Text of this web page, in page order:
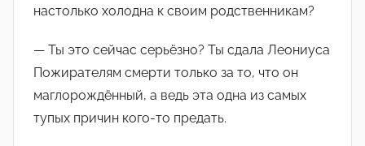
настолько холодна к своим родственникам?
— Ты это сейчас серьёзно? Ты сдала Леониуса
Пожирателям смерти только за то, что он
маглорождённый, а ведь эта одна из самых
тупых причин кого-то предать.